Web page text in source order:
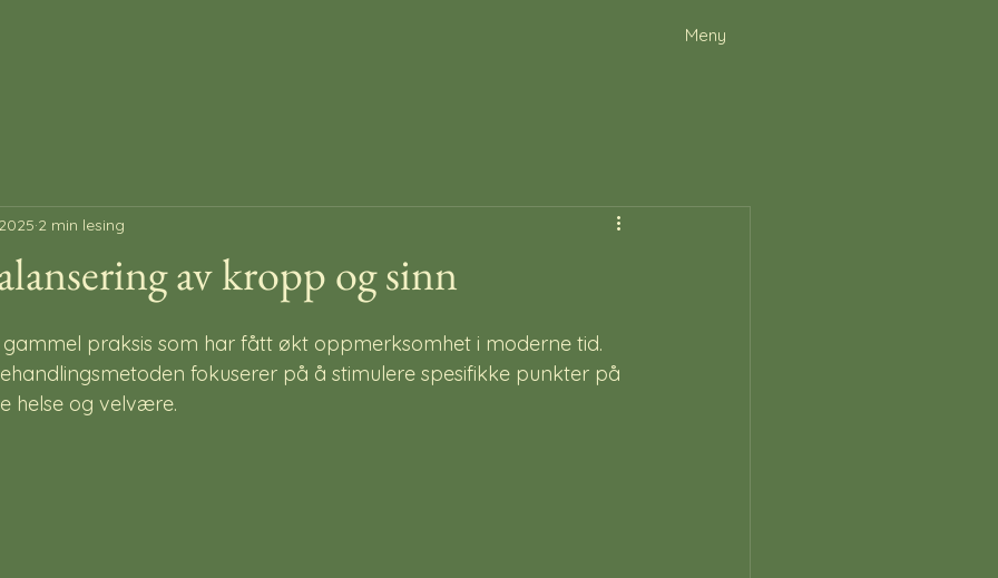
Meny
av kropp og sinn
2 min lesing
praksis som har fått økt oppmerksomhet i moderne tid.
fokuserer på å stimulere spesifikke punkter på
helse og velvære.